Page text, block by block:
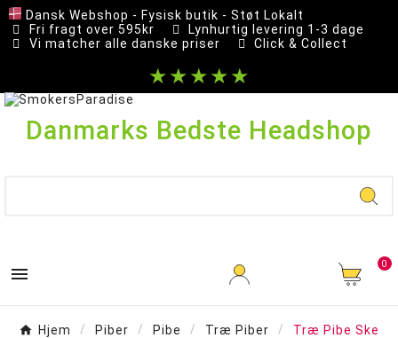
Dansk Webshop - Fysisk butik - Støt Lokalt
Fri fragt over 595kr
Lynhurtig levering 1-3 dage
Vi matcher alle danske priser
Click & Collect
★★★★★
Danmarks Bedste Headshop
 0
Hjem Piber Pibe Træ Piber Træ Pibe Ske